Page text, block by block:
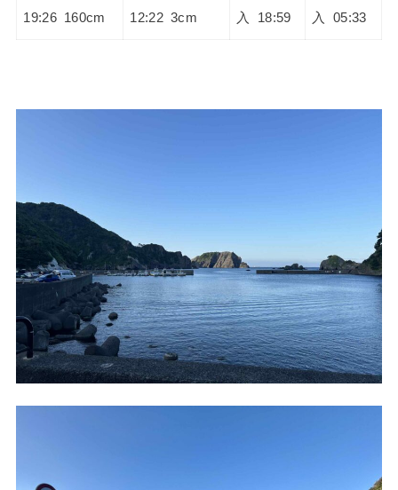
19:26 160cm 12:22 3cm 入 18:59 入 05:33